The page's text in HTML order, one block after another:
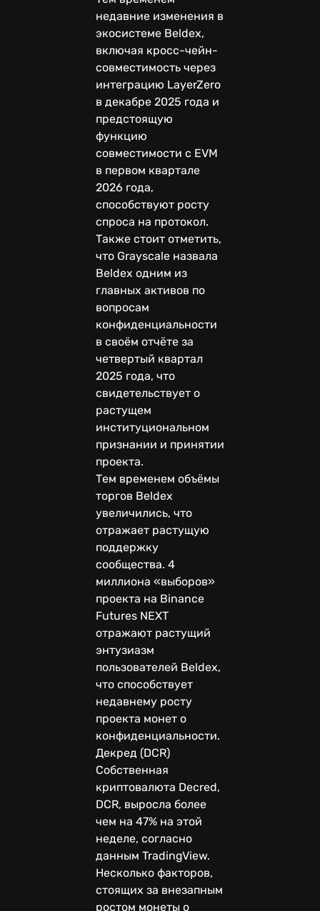
недавние изменения в
экосистеме Beldex,
включая кросс-чейн-
совместимость через
интеграцию LayerZero
в декабре 2025 года и
предстоящую
функцию
совместимости с EVM
в первом квартале
2026 года,
способствуют росту
спроса на протокол.
Также стоит отметить,
что Grayscale назвала
Beldex одним из
главных активов по
вопросам
конфиденциальности
в своём отчёте за
четвертый квартал
2025 года, что
свидетельствует о
растущем
институциональном
признании и принятии
проекта.
Тем временем объёмы
торгов Beldex
увеличились, что
отражает растущую
поддержку
сообщества. 4
миллиона «выборов»
проекта на Binance
Futures NEXT
отражают растущий
энтузиазм
пользователей Beldex,
что способствует
недавнему росту
проекта монет о
конфиденциальности.
Декред (DCR)
Собственная
криптовалюта Decred,
DCR, выросла более
чем на 47% на этой
неделе, согласно
данным TradingView.
Несколько факторов,
стоящих за внезапным
ростом монеты о